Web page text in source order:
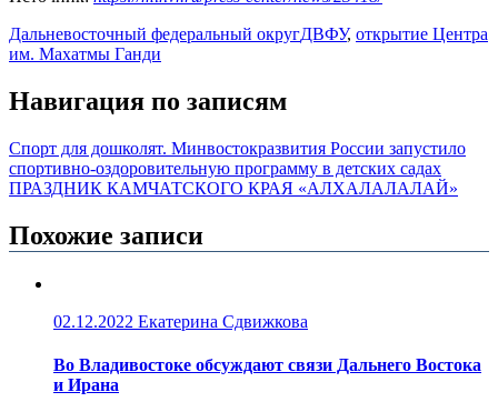
Дальневосточный федеральный округДВФУ, открытие Центра
им. Махатмы Ганди
Навигация по записям
Спорт для дошколят. Минвостокразвития России запустило
спортивно-оздоровительную программу в детских садах
ПРАЗДНИК КАМЧАТСКОГО КРАЯ «АЛХАЛАЛАЛАЙ»
Похожие записи
02.12.2022 Екатерина Сдвижкова
Во Владивостоке обсуждают связи Дальнего Востока
и Ирана